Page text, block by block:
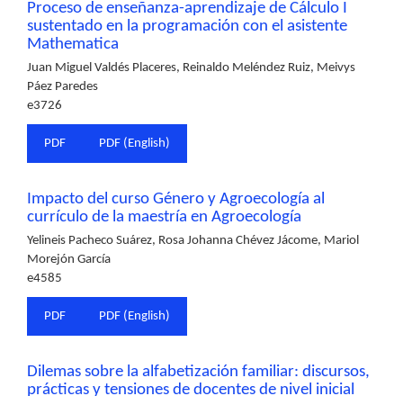
Proceso de enseñanza-aprendizaje de Cálculo I
sustentado en la programación con el asistente
Mathematica
Juan Miguel Valdés Placeres, Reinaldo Meléndez Ruiz, Meivys
Páez Paredes
e3726
PDF PDF (English)
Impacto del curso Género y Agroecología al
currículo de la maestría en Agroecología
Yelineis Pacheco Suárez, Rosa Johanna Chévez Jácome, Mariol
Morejón García
e4585
PDF PDF (English)
Dilemas sobre la alfabetización familiar: discursos,
prácticas y tensiones de docentes de nivel inicial